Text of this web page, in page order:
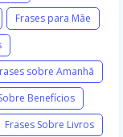
Frases para Mãe
sobre Amanhã
Benefícios
Frases Sobre Livros